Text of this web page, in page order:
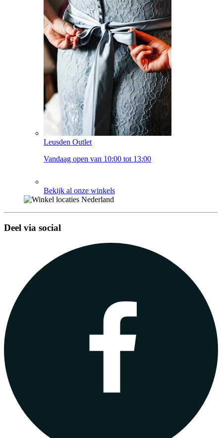
Leusden Outlet
Vandaag open van 10:00 tot 13:00
Bekijk al onze winkels
Deel via social